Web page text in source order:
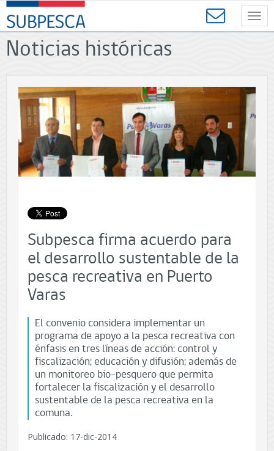
Contenido
principal
SUBPESCA
-
Subsecretaría
de
Acuicultura
Gobierno
Chile
Noticias históricas
Subpesca firma acuerdo para
el desarrollo sustentable de la
pesca recreativa en Puerto
Varas
El convenio considera implementar un
programa de apoyo a la pesca recreativa con
énfasis en tres líneas de acción: control y
fiscalización; educación y difusión; además de
un monitoreo bio-pesquero que permita
fortalecer la fiscalización y el desarrollo
sustentable de la pesca recreativa en la
comuna.
Publicado: 17-dic-2014